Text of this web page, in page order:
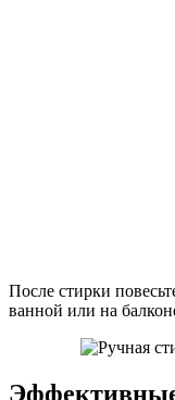
После стирки
ванной или на
Эффективные